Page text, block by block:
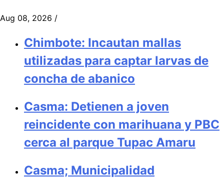
Aug 08, 2026 /
Chimbote: Incautan mallas
utilizadas para captar larvas de
concha de abanico
Casma: Detienen a joven
reincidente con marihuana y PBC
cerca al parque Tupac Amaru
Casma; Municipalidad